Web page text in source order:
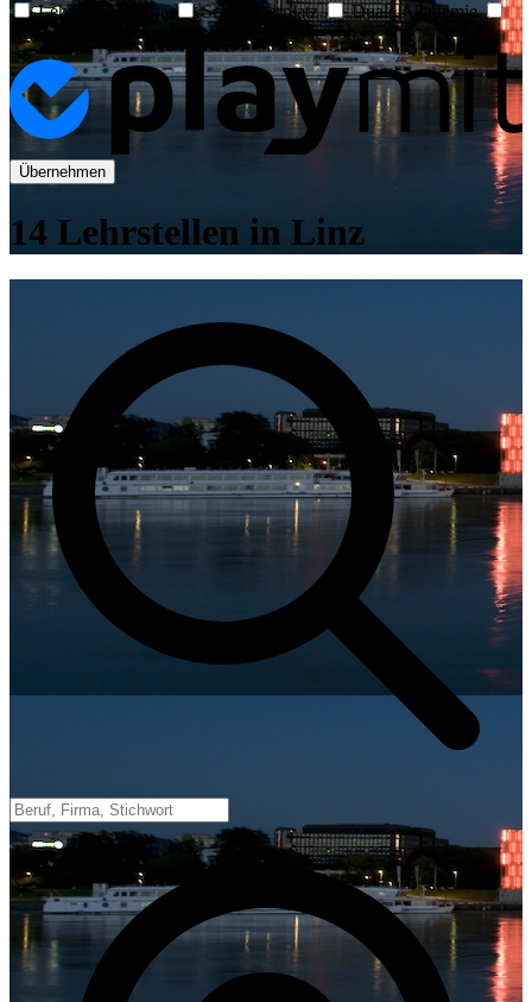
Lehre mit Matura
Schnupperplatz
Duale Akademie
Nur passende Jobs meiner Stärkenanalyse von
Übernehmen
14 Lehrstellen in Linz